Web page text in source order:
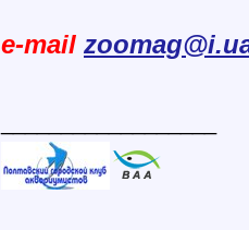
e-mail